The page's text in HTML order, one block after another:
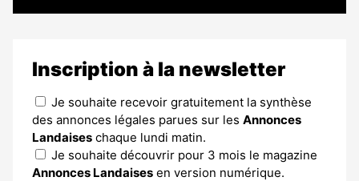
Inscription à la newsletter
Je souhaite recevoir gratuitement la synthèse
des annonces légales parues sur les Annonces
Landaises chaque lundi matin.
Je souhaite découvrir pour 3 mois le magazine
Annonces Landaises en version numérique.